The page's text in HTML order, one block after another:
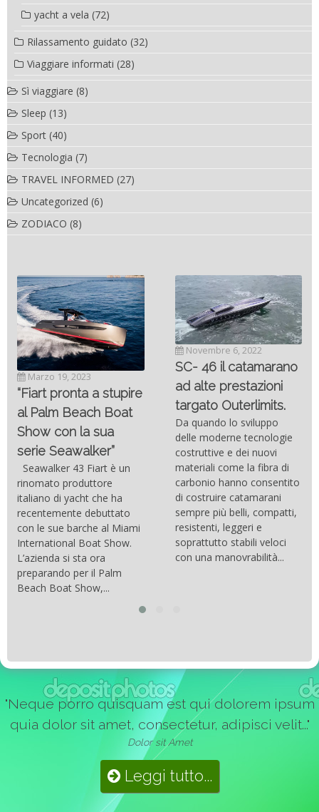
yacht a vela (72)
Rilassamento guidato (32)
Viaggiare informati (28)
Sì viaggiare (8)
Sleep (13)
Sport (40)
Tecnologia (7)
TRAVEL INFORMED (27)
Uncategorized (6)
ZODIACO (8)
Marzo 19, 2023
“Fiart pronta a stupire
al Palm Beach Boat
Show con la sua
serie Seawalker”
Seawalker 43 Fiart è un
rinomato produttore
italiano di yacht che ha
recentemente debuttato
con le sue barche al Miami
International Boat Show.
L’azienda si sta ora
preparando per il Palm
Beach Boat Show,...
Novembre 6, 2022
SC- 46 il catamarano
ad alte prestazioni
targato Outerlimits.
Da quando lo sviluppo
delle moderne tecnologie
costruttive e dei nuovi
materiali come la fibra di
carbonio hanno consentito
di costruire catamarani
sempre più belli, compatti,
resistenti, leggeri e
soprattutto stabili veloci
con una manovrabilità...
"Neque porro quisquam est qui dolorem ipsum
quia dolor sit amet, consectetur, adipisci velit..."
Dolor sit Amet
Leggi tutto...